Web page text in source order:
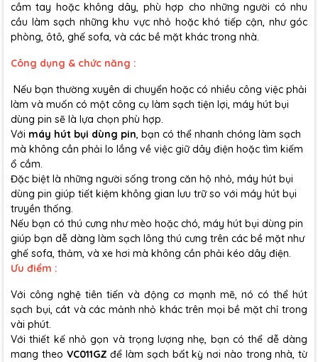
cầm tay hoặc không dây, phù hợp cho những người có nhu
cầu làm sạch những khu vực nhỏ hoặc khó tiếp cận, như góc
phòng, ôtô, ghế sofa, và các bề mặt khác trong nhà.
Công dụng & chức năng :
Nếu bạn thường xuyên di chuyển hoặc có nhiều công việc phải
làm và muốn có một công cụ làm sạch tiện lợi, máy hút bụi
dùng pin sẽ là lựa chọn phù hợp.
Với máy hút bụi dùng pin, bạn có thể nhanh chóng làm sạch
mà không cần phải lo lắng về việc giữ dây điện hoặc tìm kiếm
ổ cắm.
Đặc biệt là những người sống trong căn hộ nhỏ, máy hút bụi
dùng pin giúp tiết kiệm không gian lưu trữ so với máy hút bụi
truyền thống.
Nếu bạn có thú cưng như mèo hoặc chó, máy hút bụi dùng pin
giúp bạn dễ dàng làm sạch lông thú cưng trên các bề mặt như
ghế sofa, thảm, và xe hơi mà không cần phải kéo dây điện.
Ưu điểm :
Với công nghệ tiên tiến và động cơ mạnh mẽ, nó có thể hút
sạch bụi, cát và các mảnh nhỏ khác trên mọi bề mặt chỉ trong
vài phút.
Với thiết kế nhỏ gọn và trọng lượng nhẹ, bạn có thể dễ dàng
mang theo VC011GZ để làm sạch bất kỳ nơi nào trong nhà, từ